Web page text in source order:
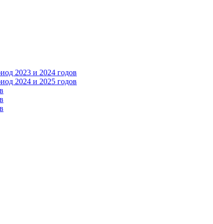
2023 и 2024 годов
2024 и 2025 годов